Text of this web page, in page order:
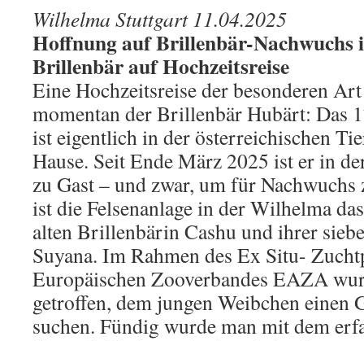
Wilhelma Stuttgart 11.04.2025
Hoffnung auf Brillenbär-Nachwuchs
Brillenbär auf Hochzeitsreise
Eine Hochzeitsreise der besonderen
momentan der Brillenbär Hubärt: Das
ist eigentlich in der österreichischen
Hause. Seit Ende März 2025 ist er in
zu Gast – und zwar, um für
ist die Felsenanlage in der Wilhelma
alten Brillenbärin Cashu und ihrer
Suyana. Im Rahmen des Ex Situ-
Europäischen Zooverbandes EAZA
getroffen, dem jungen Weibchen einen
suchen. Fündig wurde man mit dem